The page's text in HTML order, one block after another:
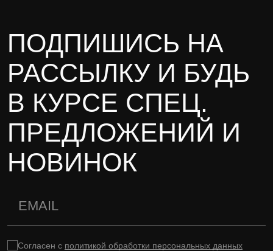
ПОДПИШИСЬ НА
РАССЫЛКУ И БУДЬ
В КУРСЕ СПЕЦ.
ПРЕДЛОЖЕНИЙ И
НОВИНОК
Согласен с политикой обработки персональных данных